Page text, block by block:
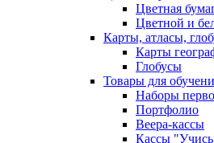
Цветная
Цветной и
Карты, атласы,
Карты
Глобусы
Товары для
Наборы
Портфолио
Веера-кассы
Кассы "Учись